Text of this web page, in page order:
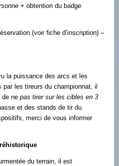
+ obtention du badge
(voir fiche d’inscription) –
la puissance des arcs et les
les tireurs du championnat, il
de ne pas tirer sur les cibles en 3
et des stands de tir du
merci de vous informer
du terrain, il est